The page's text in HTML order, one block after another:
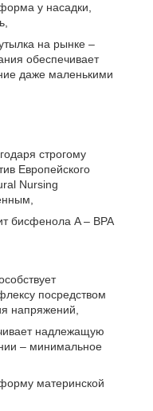
у насадки,
на рынке –
обеспечивает
даже маленькими
строгому
Европейского
Nursing
бисфенола A – BPA
посредством
напряжений,
надлежащую
– минимальное
материнской